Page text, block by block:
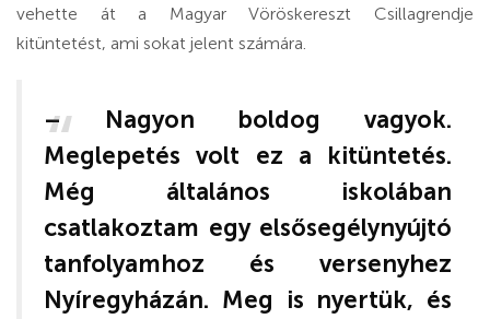
vehette át a Magyar Vöröskereszt Csillagrendje
kitüntetést, ami sokat jelent számára.
– Nagyon boldog vagyok.
Meglepetés volt ez a kitüntetés.
Még általános iskolában
csatlakoztam egy elsősegélynyújtó
tanfolyamhoz és versenyhez
Nyíregyházán. Meg is nyertük, és